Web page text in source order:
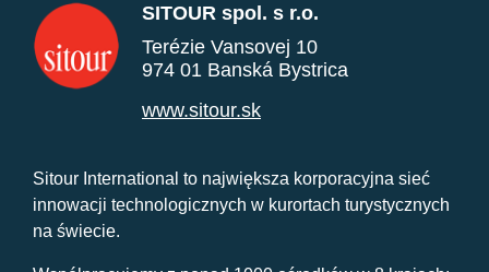
SITOUR spol. s r.o.
Terézie Vansovej 10
974 01 Banská Bystrica
www.sitour.sk
Sitour International to największa korporacyjna sieć
innowacji technologicznych w kurortach turystycznych
na świecie.